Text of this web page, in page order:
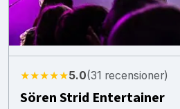
★★★★★5.0(31 recensioner)
Sören Strid Entertainer